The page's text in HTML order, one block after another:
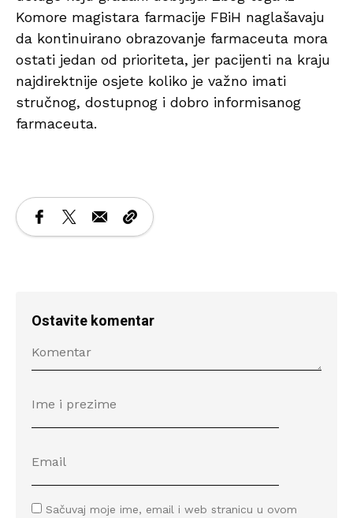
Komore magistara farmacije FBiH naglašavaju
da kontinuirano obrazovanje farmaceuta mora
ostati jedan od prioriteta, jer pacijenti na kraju
najdirektnije osjete koliko je važno imati
stručnog, dostupnog i dobro informisanog
farmaceuta.
Ostavite komentar
Sačuvaj moje ime, email i web stranicu u ovom